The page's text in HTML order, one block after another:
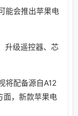
能会推出苹果电
将配备源自A12
面，新款苹果电